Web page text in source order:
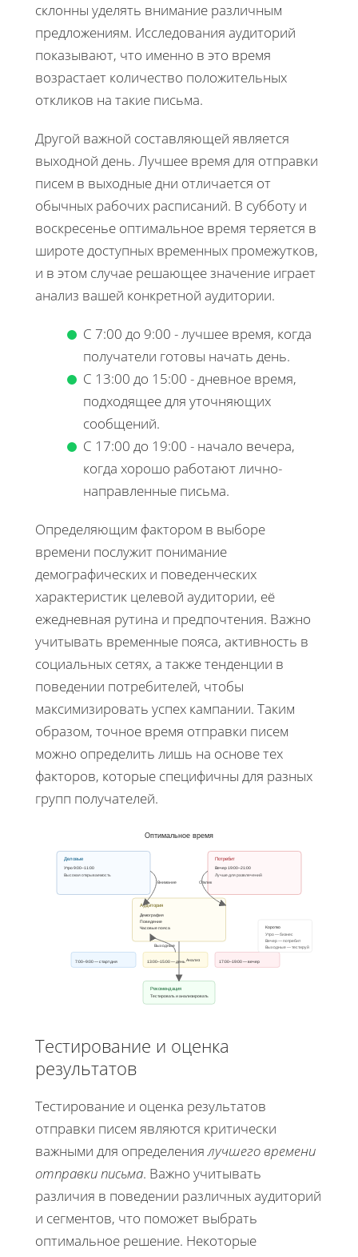
склонны уделять внимание различным
предложениям. Исследования аудиторий
показывают, что именно в это время
возрастает количество положительных
откликов на такие письма.
Другой важной составляющей является
выходной день. Лучшее время для отправки
писем в выходные дни отличается от
обычных рабочих расписаний. В субботу и
воскресенье оптимальное время теряется в
широте доступных временных промежутков,
и в этом случае решающее значение играет
анализ вашей конкретной аудитории.
С 7:00 до 9:00 - лучшее время, когда
получатели готовы начать день.
С 13:00 до 15:00 - дневное время,
подходящее для уточняющих
сообщений.
С 17:00 до 19:00 - начало вечера,
когда хорошо работают лично-
направленные письма.
Определяющим фактором в выборе
времени послужит понимание
демографических и поведенческих
характеристик целевой аудитории, её
ежедневная рутина и предпочтения. Важно
учитывать временные пояса, активность в
социальных сетях, а также тенденции в
поведении потребителей, чтобы
максимизировать успех кампании. Таким
образом, точное время отправки писем
можно определить лишь на основе тех
факторов, которые специфичны для разных
групп получателей.
Оптимальное время
Деловые
Утро 9:00–11:00
Высокая открываемость
Потребит
Вечер 19:00–21:00
Лучше для развлечений
Аудитория
Демография
Поведение
Часовые пояса
7:00–9:00 — старт дня 13:00–15:00 — день 17:00–19:00 — вечер
Рекомендация
Тестировать и анализировать
Внимание Отклик
Выходные
Анализ
Коротко
Утро — бизнес
Вечер — потребит
Выходные — тестируй
Тестирование и оценка
результатов
Тестирование и оценка результатов
отправки писем являются критически
важными для определениялучшего времени
отправки письма. Важно учитывать
различия в поведении различных аудиторий
и сегментов, что поможет выбрать
оптимальное решение. Некоторые